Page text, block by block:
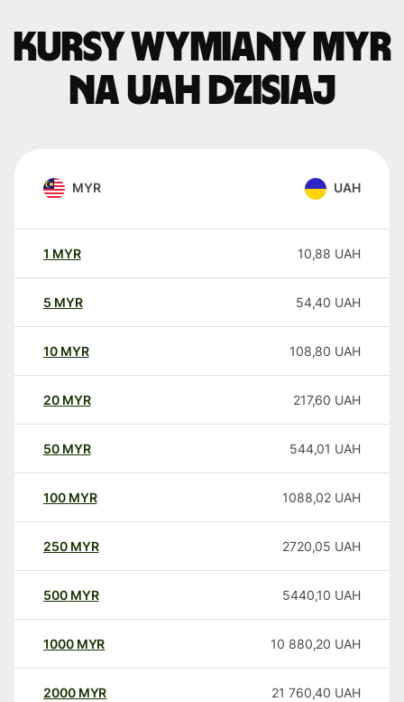
Kursy wymiany MYR
na UAH dzisiaj
MYR UAH
1 MYR 10,88 UAH
5 MYR 54,40 UAH
10 MYR 108,80 UAH
20 MYR 217,60 UAH
50 MYR 544,01 UAH
100 MYR 1088,02 UAH
250 MYR 2720,05 UAH
500 MYR 5440,10 UAH
1000 MYR 10 880,20 UAH
2000 MYR 21 760,40 UAH